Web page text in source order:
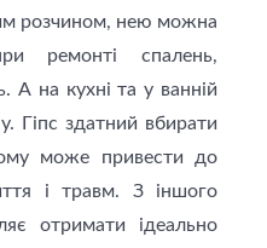
розчином, нею можна
ремонті спалень,
А на кухні та у ванній
Гіпс здатний вбирати
може привести до
і травм. З іншого
отримати ідеально